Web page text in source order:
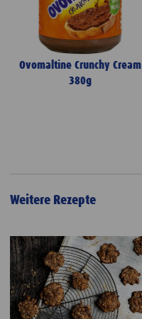
Ovomaltine Crunchy Cream
380g
Weitere Rezepte